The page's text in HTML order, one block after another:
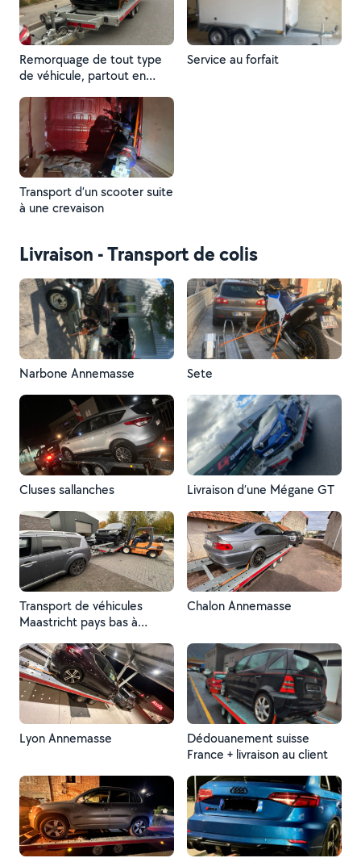
Remorquage de tout type
de véhicule, partout en
Service au forfait
Transport d’un scooter suite
à une crevaison
Livraison - Transport de colis
Narbone Annemasse Sete
Cluses sallanches Livraison d’une Mégane GT
Transport de véhicules
Maastricht pays bas à
Chalon Annemasse
Lyon Annemasse
Dédouanement suisse
France + livraison au client